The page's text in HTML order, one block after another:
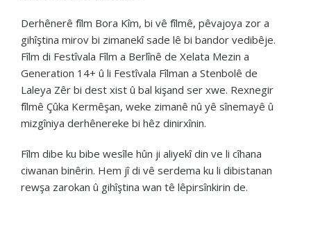
Derhênerê fîlm Bora Kîm, bi vê fîlmê, pêvajoya zor a
gihîştina mirov bi zimanekî sade lê bi bandor vedibêje.
Fîlm di Festîvala Fîlm a Berlînê de Xelata Mezin a
Generation 14+ û li Festîvala Fîlman a Stenbolê de
Laleya Zêr bi dest xist û bal kişand ser xwe. Rexnegir
fîlmê Çûka Kermêşan, weke zimanê nû yê sînemayê û
mizgîniya derhênereke bi hêz dinirxînin.
Fîlm dibe ku bibe wesîle hûn ji aliyekî din ve li cîhana
ciwanan binêrin. Hem jî di vê serdema ku li dibistanan
rewşa zarokan û gihîştina wan tê lêpirsînkirin de.